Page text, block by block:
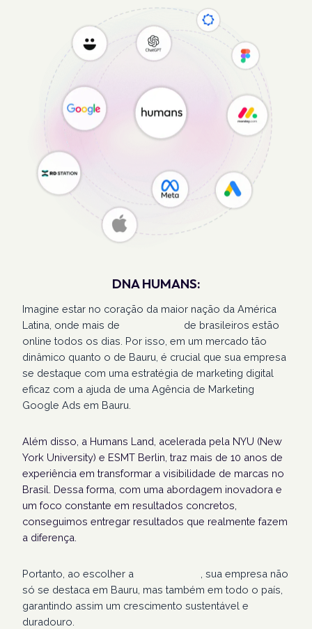
DNA HUMANS:
Imagine estar no coração da maior nação da América
Latina, onde mais de
de brasileiros estão
online todos os dias. Por isso, em um mercado tão
dinâmico quanto o de Bauru, é crucial que sua empresa
se destaque com uma estratégia de marketing digital
eficaz com a ajuda de uma Agência de Marketing
Google Ads em Bauru.
Além disso, a Humans Land, acelerada pela NYU (New
York University) e ESMT Berlin, traz mais de 10 anos de
experiência em transformar a visibilidade de marcas no
Brasil. Dessa forma, com uma abordagem inovadora e
um foco constante em resultados concretos,
conseguimos entregar resultados que realmente fazem
a diferença.
Portanto, ao escolher a
, sua empresa não
só se destaca em Bauru, mas também em todo o país,
garantindo assim um crescimento sustentável e
duradouro.